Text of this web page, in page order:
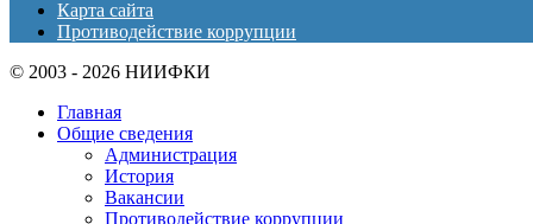
Карта сайта
Противодействие коррупции
© 2003 - 2026 НИИФКИ
Главная
Общие сведения
Администрация
История
Вакансии
Противодействие коррупции